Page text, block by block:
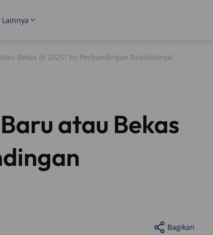
Lainnya
Bekas di 2025? Ini Perbandingan Realistisnya!
atau Bekas
Bagikan